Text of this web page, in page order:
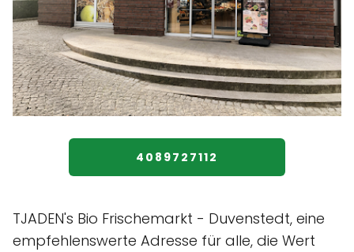
4089727112
TJADEN's Bio Frischemarkt - Duvenstedt, eine
empfehlenswerte Adresse für alle, die Wert